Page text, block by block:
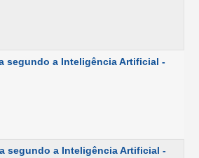
segundo a Inteligência Artificial -
segundo a Inteligência Artificial -